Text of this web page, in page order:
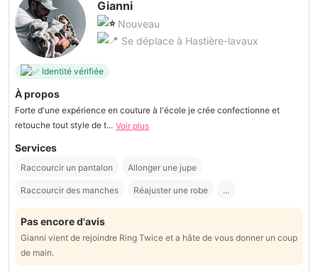
Gianni
Nouveau
Se déplace à Hastière-lavaux
Identité vérifiée
À propos
Forte d'une expérience en couture à l'école je crée confectionne et
retouche tout style de t... Voir plus
Services
Raccourcir un pantalon Allonger une jupe
Raccourcir des manches Réajuster une robe ...
Pas encore d'avis
Gianni vient de rejoindre Ring Twice et a hâte de vous donner un coup
de main.